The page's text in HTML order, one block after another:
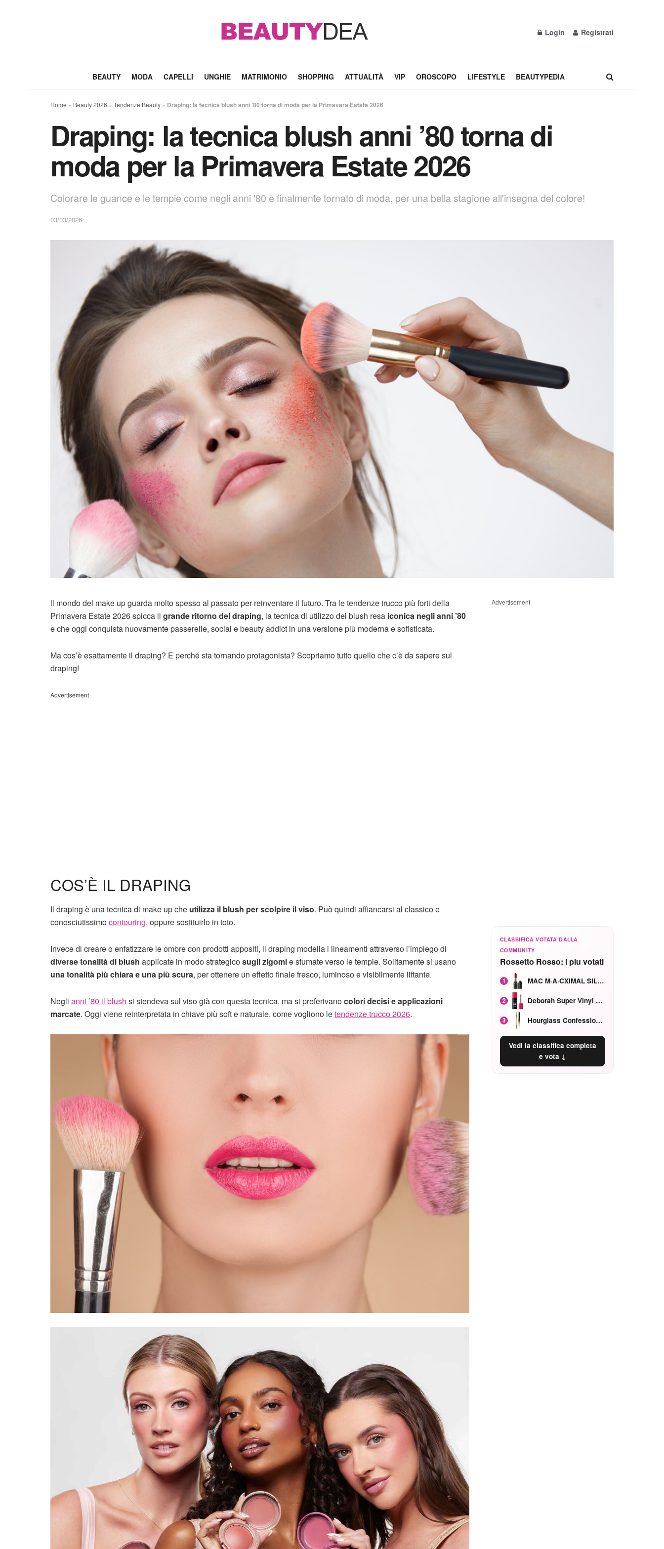
Login Registrati
BEAUTY MODA CAPELLI UNGHIE MATRIMONIO SHOPPING ATTUALITÀ VIP OROSCOPO LIFESTYLE BEAUTYPEDIA
Home » Beauty 2026 » Tendenze Beauty » Draping: la tecnica blush anni ’80 torna di moda per la Primavera Estate 2026
Draping: la tecnica blush anni ’80 torna di
moda per la Primavera Estate 2026
Colorare le guance e le tempie come negli anni '80 è finalmente tornato di moda, per una bella stagione all'insegna del colore!
03/03/2026
ll mondo del make up guarda molto spesso al passato per reinventare il futuro. Tra le tendenze trucco più forti della
Primavera Estate 2026 spicca il grande ritorno del draping, la tecnica di utilizzo del blush resa iconica negli anni ’80
e che oggi conquista nuovamente passerelle, social e beauty addict in una versione più moderna e sofisticata.
Ma cos’è esattamente il draping? E perché sta tornando protagonista? Scopriamo tutto quello che c’è da sapere sul
draping!
Advertisement
COS’È IL DRAPING
Il draping è una tecnica di make up che utilizza il blush per scolpire il viso. Può quindi affiancarsi al classico e
conosciutissimocontouring, oppure sostituirlo in toto.
Invece di creare o enfatizzare le ombre con prodotti appositi, il draping modella i lineamenti attraverso l’impiego di
diverse tonalità di blush applicate in modo strategicosugli zigomie sfumate verso le tempie. Solitamente si usano
una tonalità più chiara e una più scura, per ottenere un effetto finale fresco, luminoso e visibilmente liftante.
Negli anni ’80 il blush si stendeva sul viso già con questa tecnica, ma si preferivanocolori decisi e applicazioni
marcate. Oggi viene reinterpretata in chiave più soft e naturale, come vogliono letendenze trucco 2026.
Advertisement
CLASSIFICA VOTATA DALLA
COMMUNITY
Rossetto Rosso: i piu votati
1 MAC M·A·CXIMAL SILKY MATTE Red Rock mat
2 Deborah Super Vinyl Shake Rosa Ciliegia
3 Hourglass Confession Ricaricabile Ultra Preciso Ad Alta Intensità Secretly Classic Red
Vedi la classifica completa
e vota ↓